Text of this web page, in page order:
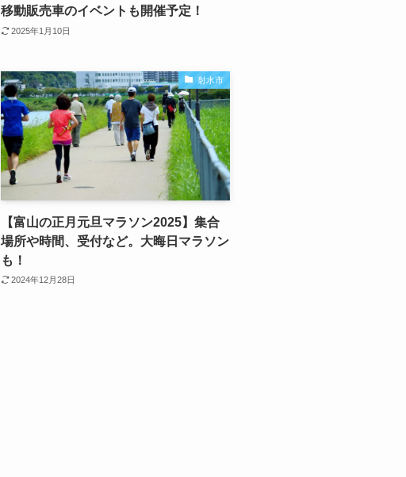
移動販売車のイベントも開催予定！
2025年1月10日
射水市
【富山の正月元旦マラソン2025】集合
場所や時間、受付など。大晦日マラソン
も！
2024年12月28日